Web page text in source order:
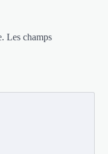
Les champs